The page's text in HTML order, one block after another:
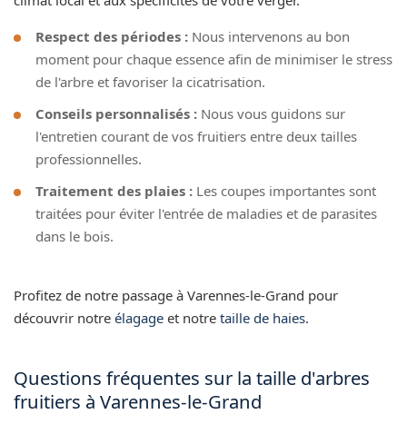
Respect des périodes : Nous intervenons au bon
moment pour chaque essence afin de minimiser le stress
de l'arbre et favoriser la cicatrisation.
Conseils personnalisés : Nous vous guidons sur
l'entretien courant de vos fruitiers entre deux tailles
professionnelles.
Traitement des plaies : Les coupes importantes sont
traitées pour éviter l'entrée de maladies et de parasites
dans le bois.
Profitez de notre passage à Varennes-le-Grand pour
découvrir notre élagage et notre taille de haies.
Questions fréquentes sur la taille d'arbres
fruitiers à Varennes-le-Grand